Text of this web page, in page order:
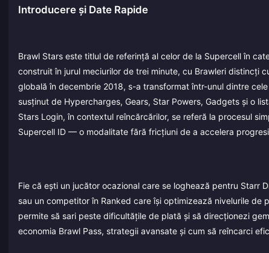
Introducere și Date Rapide
Brawl Stars este titlul de referință al celor de la Supercell în
construit în jurul meciurilor de trei minute, cu Brawleri distincți
globală în decembrie 2018, s-a transformat într-unul dintre
susținut de Hypercharges, Gears, Star Powers, Gadgets și o
Stars Login, în contextul reîncărcărilor, se referă la procesul
Supercell ID — o modalitate fără fricțiuni de a accelera
Fie că ești un jucător ocazional care se loghează pentru Starr
sau un competitor în Ranked care își optimizează nivelurile
permite să sari peste dificultățile de plată și să direcționezi
economia Brawl Pass, strategii avansate și cum să reîncarci